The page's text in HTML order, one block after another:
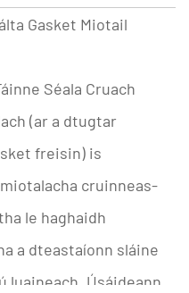
Gasket Miotail
Séala Cruach
(ar a dtugtar
freisin) is
cruinneas-
le haghaidh
a dteastaíonn sláine
luaineach. Úsáideann